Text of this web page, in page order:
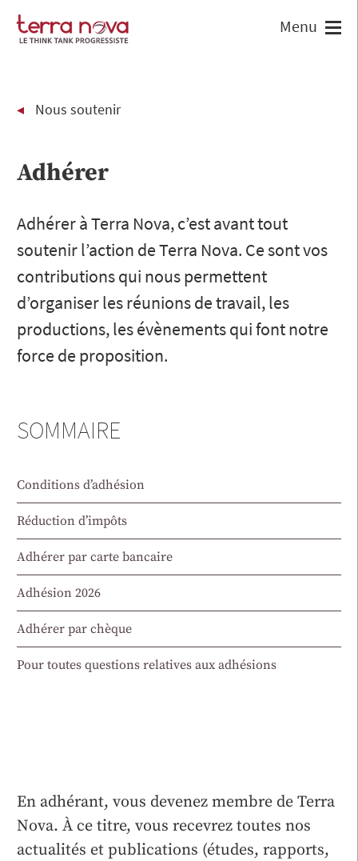
Nous soutenir
Adhérer
Adhérer à Terra Nova, c’est avant tout
soutenir l’action de Terra Nova. Ce sont vos
contributions qui nous permettent
d’organiser les réunions de travail, les
productions, les évènements qui font notre
force de proposition.
SOMMAIRE
Conditions d’adhésion
Réduction d’impôts
Adhérer par carte bancaire
Adhésion 2026
Adhérer par chèque
Pour toutes questions relatives aux adhésions
En adhérant, vous devenez membre de Terra
Nova. À ce titre, vous recevrez toutes nos
actualités et publications (études, rapports,